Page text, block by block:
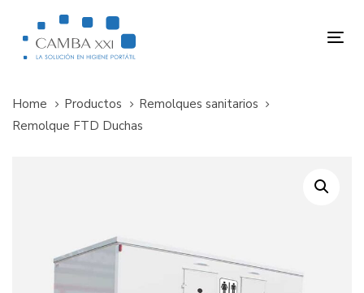
primary
SkipHome Productos
Remolques sanitarios
Remolque FTD Duchas